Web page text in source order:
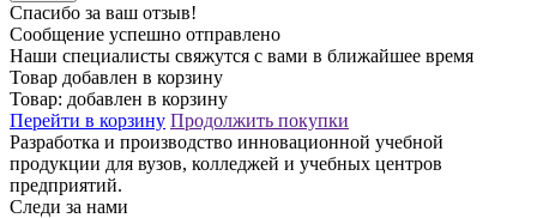
Спасибо за ваш отзыв!
Сообщение успешно отправлено
Наши специалисты свяжутся с вами в ближайшее время
Товар добавлен в корзину
Товар: добавлен в корзину
Перейти в корзину Продолжить покупки
Разработка и производство инновационной учебной
продукции для вузов, колледжей и учебных центров
предприятий.
Следи за нами